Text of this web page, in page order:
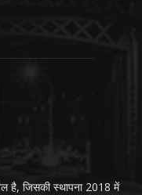
है, जिसकी स्थापना 2018 में